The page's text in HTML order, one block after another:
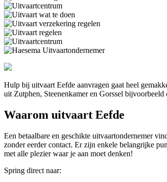
Hulp bij uitvaart Eefde aanvragen gaat heel
uit Zutphen, Steenenkamer en Gorssel
Waarom uitvaart Eefde
Een betaalbare en geschikte uitvaartondernemer
zonder eerder contact. Er zijn enkele belangrijke
met alle plezier waar je aan moet denken!
Spring direct naar: